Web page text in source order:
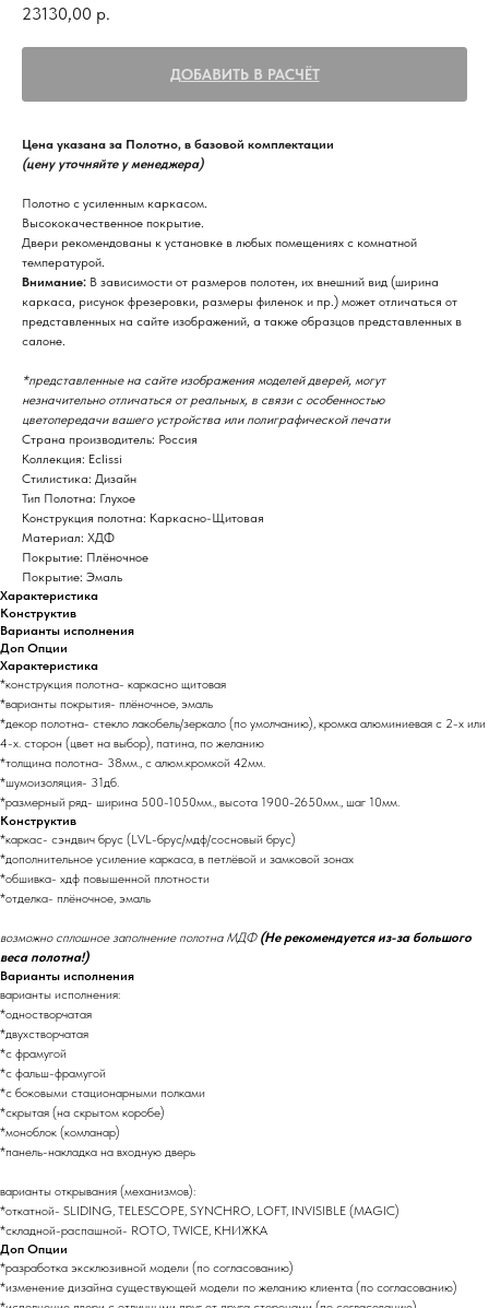
23130,00 р.
ДОБАВИТЬ В РАСЧЁТ
Цена указана за Полотно, в базовой комплектации
(цену уточняйте у менеджера)
Полотно с усиленным каркасом.
Высококачественное покрытие.
Двери рекомендованы к установке в любых помещениях с комнатной
температурой.
Внимание: В зависимости от размеров полотен, их внешний вид (ширина
каркаса, рисунок фрезеровки, размеры филенок и пр.) может отличаться от
представленных на сайте изображений, а также образцов представленных в
салоне.
*представленные на сайте изображения моделей дверей, могут
незначительно отличаться от реальных, в связи с особенностью
цветопередачи вашего устройства или полиграфической печати
Страна производитель: Россия
Коллекция: Eclissi
Стилистика: Дизайн
Тип Полотна: Глухое
Конструкция полотна: Каркасно-Щитовая
Материал: ХДФ
Покрытие: Плёночное
Покрытие: Эмаль
Характеристика
Конструктив
Варианты исполнения
Доп Опции
Характеристика
*конструкция полотна- каркасно щитовая
*варианты покрытия- плёночное, эмаль
*декор полотна- стекло лакобель/зеркало (по умолчанию), кромка алюминиевая с 2-х или
4-х. сторон (цвет на выбор), патина, по желанию
*толщина полотна- 38мм., с алюм.кромкой 42мм.
*шумоизоляция- 31дб.
*размерный ряд- ширина 500-1050мм., высота 1900-2650мм., шаг 10мм.
Конструктив
*каркас- сэндвич брус (LVL-брус/мдф/сосновый брус)
*дополнительное усиление каркаса, в петлёвой и замковой зонах
*обшивка- хдф повышенной плотности
*отделка- плёночное, эмаль
возможно сплошное заполнение полотна МДФ (Не рекомендуется из-за большого
веса полотна!)
Варианты исполнения
варианты исполнения:
*одностворчатая
*двухстворчатая
*с фрамугой
*с фальш-фрамугой
*с боковыми стационарными полками
*скрытая (на скрытом коробе)
*моноблок (комланар)
*панель-накладка на входную дверь
варианты открывания (механизмов):
*откатной- SLIDING, TELESCOPE, SYNCHRO, LOFT, INVISIBLE (MAGIC)
*складной-распашной- ROTO, TWICE, КНИЖКА
Доп Опции
*разработка эксклюзивной модели (по согласованию)
*изменение дизайна существующей модели по желанию клиента (по согласованию)